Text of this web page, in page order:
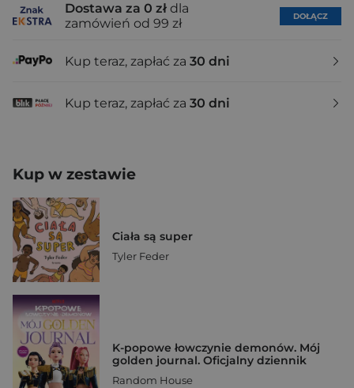
Dostawa za 0 zł dla
zamówień od 99 zł
DOŁĄCZ
Kup teraz, zapłać za 30 dni
Kup teraz, zapłać za 30 dni
Kup w zestawie
Ciała są super
Tyler Feder
K-popowe łowczynie demonów. Mój
golden journal. Oficjalny dziennik
Random House